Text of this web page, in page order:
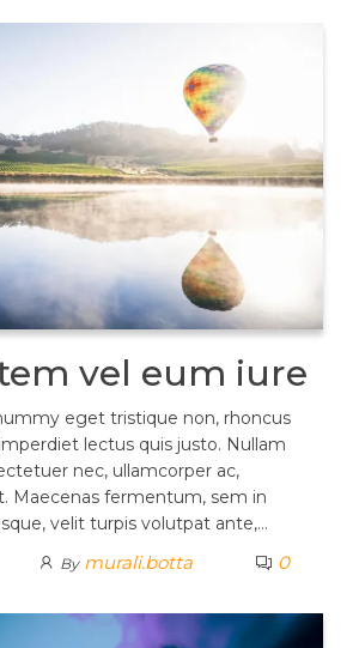
vel eum iure
eget tristique non, rhoncus
lectus quis justo. Nullam
nec, ullamcorper ac,
Maecenas fermentum, sem in
velit turpis volutpat ante,…
By murali.botta 0